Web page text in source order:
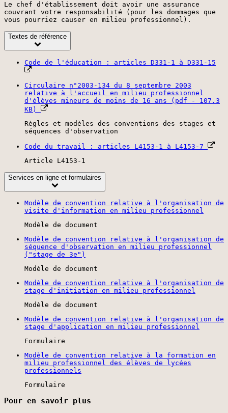
Le chef d'établissement doit avoir une assurance
couvrant votre responsabilité (pour les dommages que
vous pourriez causer en milieu professionnel).
Textes de référence
Code de l'éducation : articles D331-1 à D331-15
Circulaire n°2003-134 du 8 septembre 2003
relative à l'accueil en milieu professionnel
d'élèves mineurs de moins de 16 ans (pdf - 107.3
KB)
Règles et modèles des conventions des stages et
séquences d'observation
Code du travail : articles L4153-1 à L4153-7
Article L4153-1
Services en ligne et formulaires
Modèle de convention relative à l'organisation de
visite d'information en milieu professionnel
Modèle de document
Modèle de convention relative à l'organisation de
séquence d'observation en milieu professionnel
("stage de 3e")
Modèle de document
Modèle de convention relative à l'organisation de
stage d'initiation en milieu professionnel
Modèle de document
Modèle de convention relative à l'organisation de
stage d'application en milieu professionnel
Formulaire
Modèle de convention relative à la formation en
milieu professionnel des élèves de lycées
professionnels
Formulaire
Pour en savoir plus